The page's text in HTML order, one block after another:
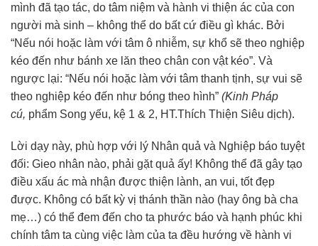
mình đã tạo tác, do tâm niệm và hành vi thiện ác của con
người mà sinh – không thể do bất cứ điều gì khác. Bởi
“Nếu nói hoặc làm với tâm ô nhiễm, sự khổ sẽ theo nghiệp
kéo đến như bánh xe lăn theo chân con vật kéo”. Và
ngược lại: “Nếu nói hoặc làm với tâm thanh tịnh, sự vui sẽ
theo nghiệp kéo đến như bóng theo hình” (Kinh Pháp
cú, phẩm Song yếu, kệ 1 & 2, HT.Thích Thiện Siêu dịch).
Lời dạy này, phù hợp với lý Nhân quả và Nghiệp báo tuyệt
đối: Gieo nhân nào, phải gặt quả ấy! Không thể đã gây tạo
điều xấu ác mà nhận được thiện lành, an vui, tốt đẹp
được. Không có bất kỳ vị thánh thần nào (hay ông bà cha
mẹ…) có thể đem đến cho ta phước báo và hạnh phúc khi
chính tâm ta cùng việc làm của ta đều hướng về hành vi